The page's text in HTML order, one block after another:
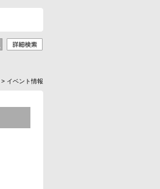
> イベント情報